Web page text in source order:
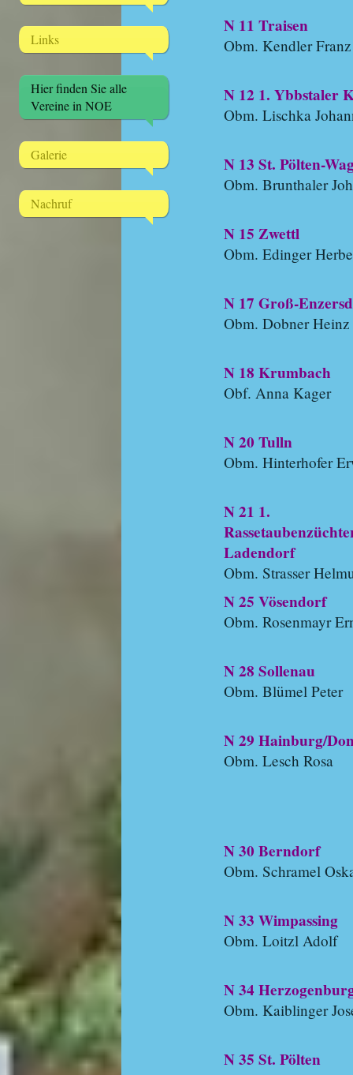
Links
Hier finden Sie alle
Vereine in NOE
Galerie
Nachruf
N 11 Traisen
Obm. Kendler Franz
N 12 1. Ybbstaler
Obm. Lischka
N 13 St. Pölten-
Obm. Brunthaler
N 15 Zwettl
Obm. Edinger
N 17 Groß-
Obm. Dobner Heinz
N 18 Krumbach
Obf. Anna Kager
N 20 Tulln
Obm. Hinterhofer
N 21 1.
Ladendorf
Obm. Strasser
N 25 Vösendorf
Obm. Rosenmayr
N 28 Sollenau
Obm. Blümel Peter
N 29 Hainburg/
Obm. Lesch Rosa
N 30 Berndorf
Obm. Schramel
N 33 Wimpassing
Obm. Loitzl Adolf
N 34
Obm. Kaiblinger
N 35 St. Pölten